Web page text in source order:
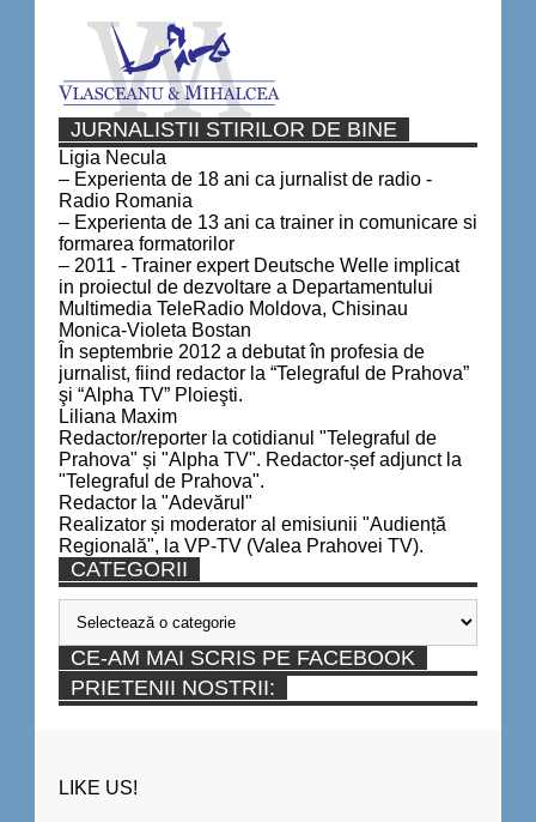
JURNALISTII STIRILOR DE BINE
Ligia Necula
– Experienta de 18 ani ca jurnalist de radio -
Radio Romania
– Experienta de 13 ani ca trainer in comunicare si
formarea formatorilor
– 2011 - Trainer expert Deutsche Welle implicat
in proiectul de dezvoltare a Departamentului
Multimedia TeleRadio Moldova, Chisinau
Monica-Violeta Bostan
În septembrie 2012 a debutat în profesia de
jurnalist, fiind redactor la “Telegraful de Prahova”
şi “Alpha TV” Ploieşti.
Liliana Maxim
Redactor/reporter la cotidianul "Telegraful de
Prahova" și "Alpha TV". Redactor-șef adjunct la
"Telegraful de Prahova".
Redactor la "Adevărul"
Realizator și moderator al emisiunii "Audiență
Regională", la VP-TV (Valea Prahovei TV).
CATEGORII
Categorii
CE-AM MAI SCRIS PE FACEBOOK
PRIETENII NOSTRII:
LIKE US!